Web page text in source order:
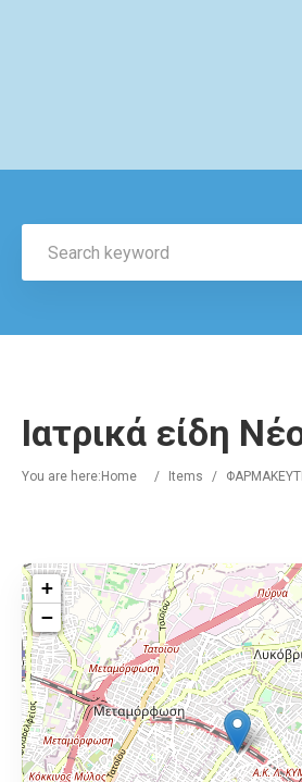
Ιατρικά είδη
You are here: Home / Items /
+
−